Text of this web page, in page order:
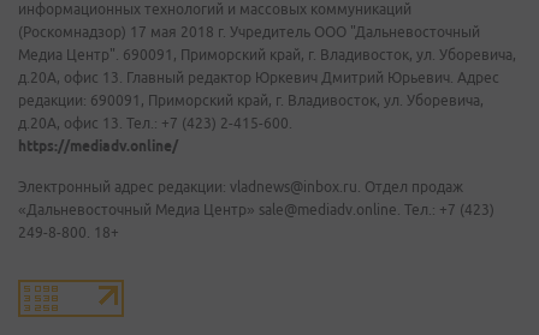
информационных технологий и массовых коммуникаций
(Роскомнадзор) 17 мая 2018 г. Учредитель ООО "Дальневосточный
Медиа Центр". 690091, Приморский край, г. Владивосток, ул. Уборевича,
д.20А, офис 13. Главный редактор Юркевич Дмитрий Юрьевич. Адрес
редакции: 690091, Приморский край, г. Владивосток, ул. Уборевича,
д.20А, офис 13. Тел.: +7 (423) 2-415-600.
https://mediadv.online/
Электронный адрес редакции: vladnews@inbox.ru. Отдел продаж
«Дальневосточный Медиа Центр» sale@mediadv.online. Тел.: +7 (423)
249-8-800. 18+